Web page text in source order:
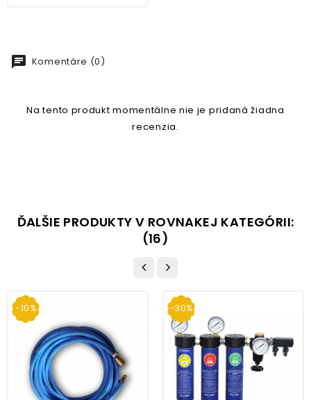
chat Komentáre (0)
Na tento produkt momentálne nie je pridaná žiadna
recenzia.
ĎALŠIE PRODUKTY V ROVNAKEJ KATEGÓRII:
(16)
-10% -30%